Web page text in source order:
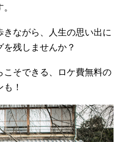
ながら、人生の思い出に
残しませんか？
こそできる、ロケ費無料の
！